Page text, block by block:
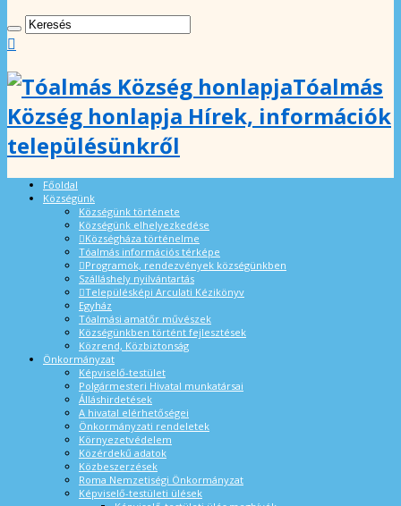
Tóalmás
Község honlapja Hírek, információk
településünkről
Főoldal
Községünk
Községünk története
Községünk elhelyezkedése
Községháza történelme
Tóalmás információs térképe
Programok, rendezvények községünkben
Szálláshely nyilvántartás
Településképi Arculati Kézikönyv
Egyház
Tóalmási amatőr művészek
Községünkben történt fejlesztések
Közrend, Közbiztonság
Önkormányzat
Képviselő-testület
Polgármesteri Hivatal munkatársai
Álláshirdetések
A hivatal elérhetőségei
Önkormányzati rendeletek
Környezetvédelem
Közérdekű adatok
Közbeszerzések
Roma Nemzetiségi Önkormányzat
Képviselő-testületi ülések